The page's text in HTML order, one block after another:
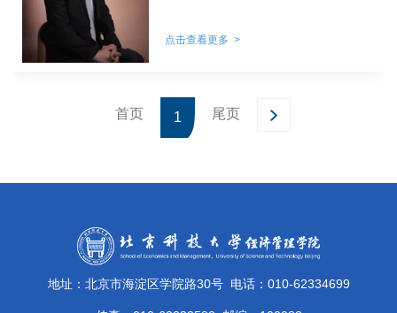
点击查看更多 >
首页 1 尾页
地址：北京市海淀区学院路30号 电话：010-62334699